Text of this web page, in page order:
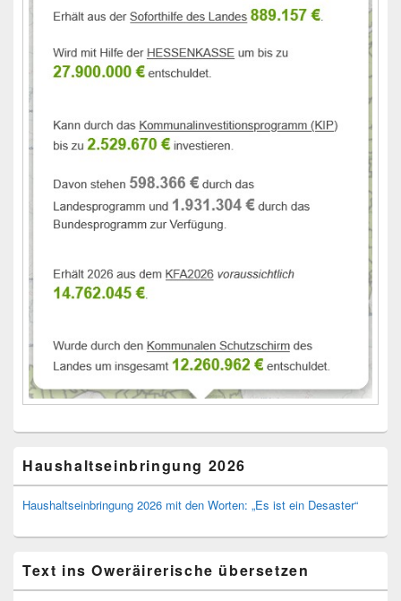
Haushaltseinbringung 2026
Haushaltseinbringung 2026 mit den Worten: „Es ist ein Desaster“
Text ins Oweräirerische übersetzen